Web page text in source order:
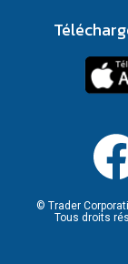
© Trader
Tous droits